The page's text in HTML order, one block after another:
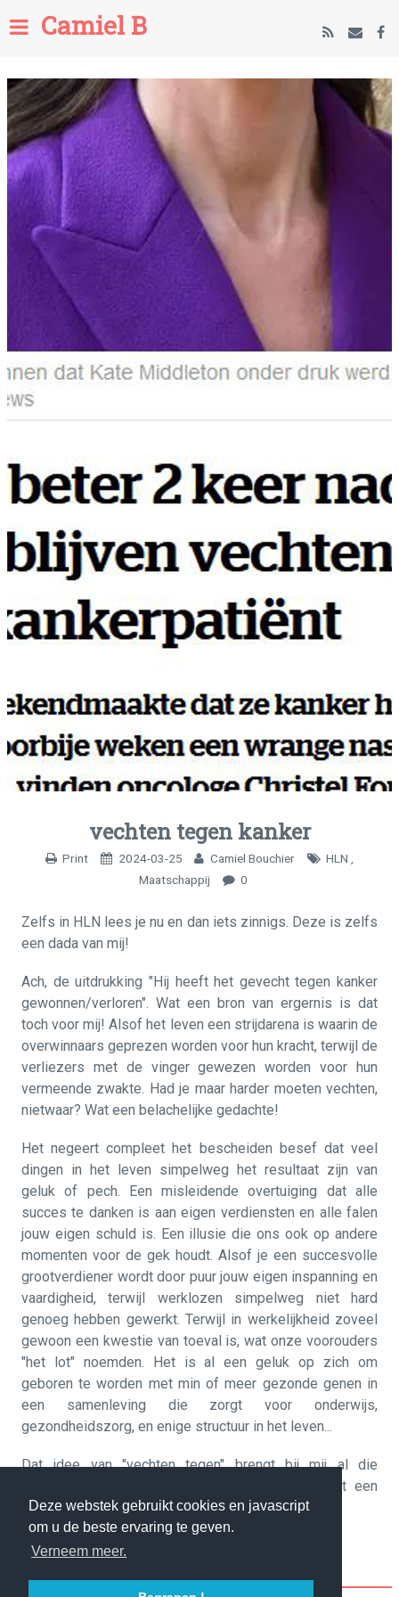
Deze webstek gebruikt cookies en javascript
om u de beste ervaring te geven.
Verneem meer.
Camiel B
vechten tegen kanker
Print 2024-03-25 Camiel Bouchier HLN
Maatschappij
0
Zelfs in HLN lees je nu en dan iets zinnigs. Deze is zelfs
een dada van mij!
Ach, de uitdrukking "Hij heeft het gevecht tegen kanker
gewonnen/verloren". Wat een bron van ergernis is dat
toch voor mij! Alsof het leven een strijdarena is waarin de
overwinnaars geprezen worden voor hun kracht, terwijl de
verliezers met de vinger gewezen worden voor hun
vermeende zwakte. Had je maar harder moeten vechten,
nietwaar? Wat een belachelijke gedachte!
Het negeert compleet het bescheiden besef dat veel
dingen in het leven simpelweg het resultaat zijn van
geluk of pech. Een misleidende overtuiging dat alle
succes te danken is aan eigen verdiensten en alle falen
jouw eigen schuld is. Een illusie die ons ook op andere
momenten voor de gek houdt. Alsof je een succesvolle
grootverdiener wordt door puur jouw eigen inspanning en
vaardigheid, terwijl werklozen simpelweg niet hard
genoeg hebben gewerkt. Terwijl in werkelijkheid zoveel
gewoon een kwestie van toeval is, wat onze voorouders
"het lot" noemden. Het is al een geluk op zich om
geboren te worden met min of meer gezonde genen in
een samenleving die zorgt voor onderwijs,
gezondheidszorg, en enige structuur in het leven...
Dat idee van "vechten tegen" brengt bij mij al die
ongepaste hoogmoed naar boven. Alsof het ooit een
kankerpatiënt heeft geholpen... Wat een lachertje.